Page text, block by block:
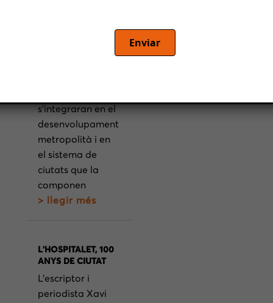
s’integraran en el
desenvolupament
metropolità i en
el sistema de
ciutats que la
componen
> llegir més
L’HOSPITALET, 100
ANYS DE CIUTAT
L’escriptor i
periodista Xavi
Enviar